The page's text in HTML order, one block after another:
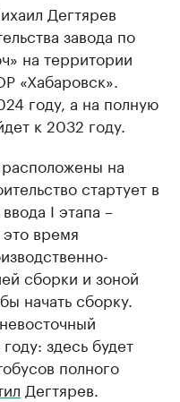
Дегтярев
завода по
на территории
«Хабаровск».
году, а на полную
к 2032 году.
на
стартует в
I этапа –
время
сборки и зоной
начать сборку.
здесь будет
полного
Дегтярев.